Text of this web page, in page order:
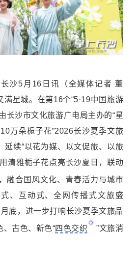
5月16日讯（全媒体记者 董
满星城。在第16个“5·19中国旅游
长沙市文化旅游广电局主办的“星
万朵栀子花”2026长沙夏季文旅
延续“以花为媒、以文促旅、以旅
清雅栀子花点亮长沙夏日，联动
，融合国风文化、青春活力与城市
、互动式、全网传播式文旅盛
底，进一步打响长沙夏季文旅品
、古色、新色“四色交织
”文旅消